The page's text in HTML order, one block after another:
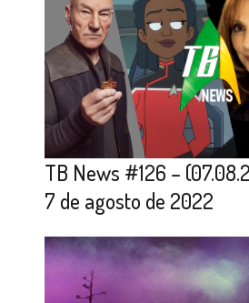
TB News #126 –
7 de agosto de 2022